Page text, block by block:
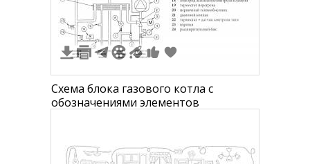
Схема блока газового котла с
обозначениями элементов